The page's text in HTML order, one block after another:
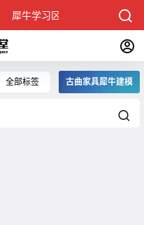
犀牛学习区
全部标签 古曲家具犀牛建模